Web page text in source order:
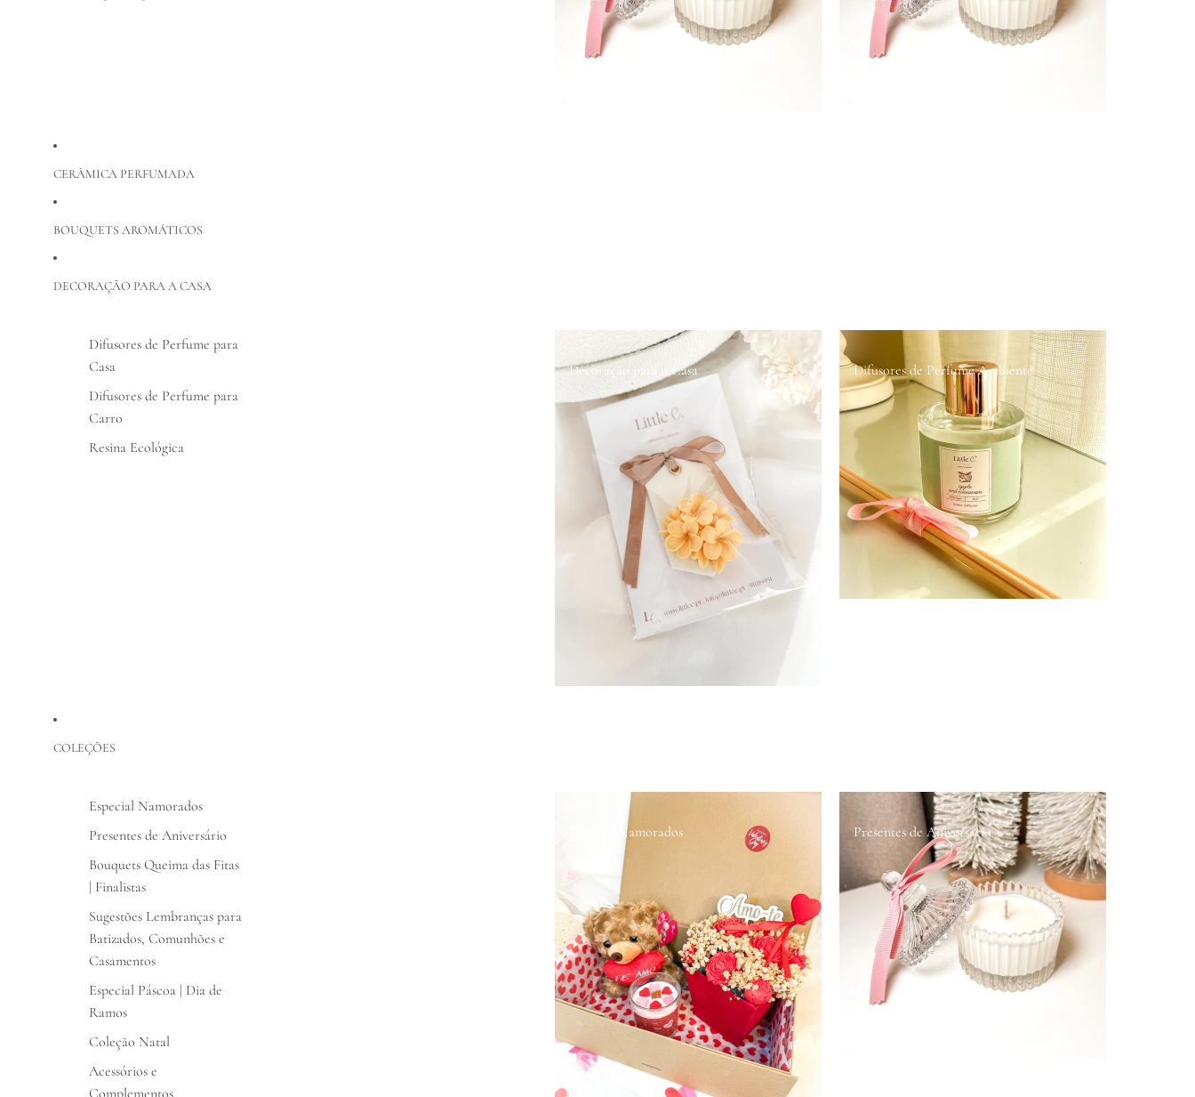
CERÂMICA PERFUMADA
BOUQUETS AROMÁTICOS
DECORAÇÃO PARA A CASA
Difusores de Perfume para
Casa
Difusores de Perfume para
Carro
Resina Ecológica
Decoração para a Casa Difusores de Perfume Ambiente
COLEÇÕES
Especial Namorados
Presentes de Aniversário
Bouquets Queima das Fitas
| Finalistas
Sugestões Lembranças para
Batizados, Comunhões e
Casamentos
Especial Páscoa | Dia de
Ramos
Coleção Natal
Acessórios e
Complementos
Especial Namorados Presentes de Aniversário